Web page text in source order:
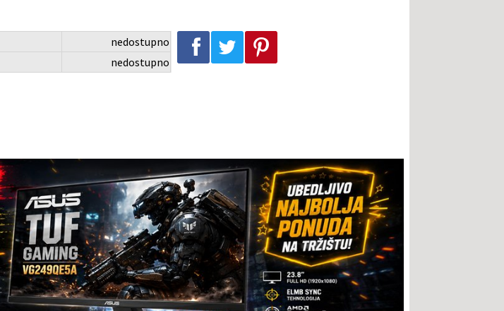
nedostupno
nedostupno
Podeli na Facebook-u Podeli na Twitter-u Podeli na Pinterest-u